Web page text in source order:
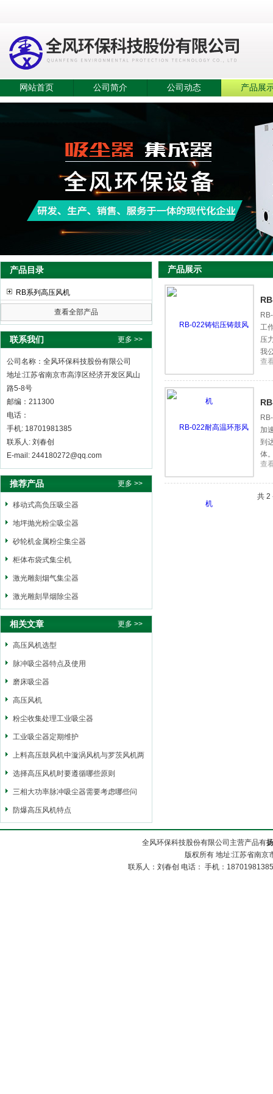
网站首页 公司简介 公司动态 产品展
产品目录
RB系列高压风机
查看全部产品
联系我们 更多 >>
公司名称：全风环保科技股份有限公司
地址:江苏省南京市高淳区经济开发区凤山
路5-8号
邮编：211300
电话：
手机: 18701981385
联系人: 刘春创
E-mail: 244180272@qq.com
推荐产品 更多 >>
移动式高负压吸尘器
地坪抛光粉尘吸尘器
砂轮机金属粉尘集尘器
柜体布袋式集尘机
激光雕刻烟气集尘器
激光雕刻旱烟除尘器
相关文章 更多 >>
高压风机选型
脉冲吸尘器特点及使用
磨床吸尘器
高压风机
粉尘收集处理工业吸尘器
工业吸尘器定期维护
上料高压鼓风机中漩涡风机与罗茨风机两
者之间的区别
选择高压风机时要遵循哪些原则
三相大功率脉冲吸尘器需要考虑哪些问
题？
防爆高压风机特点
产品展示
工
压
我
查
加
到
体
查
共 2
全风环保科技股份有限公司主营产品有
版权所有 地址:江苏省南
联系人：刘春创 电话： 手机：